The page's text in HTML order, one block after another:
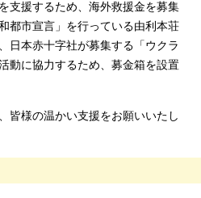
支援するため、海外救援金を募集
都市宣言」を行っている由利本荘
日本赤十字社が募集する「ウクラ
動に協力するため、募金箱を設置
皆様の温かい支援をお願いいたし